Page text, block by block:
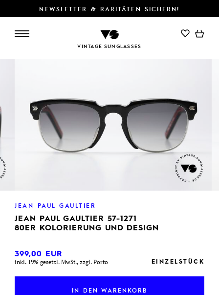
NEWSLETTER & RARITÄTEN SICHERN!
VINTAGE SUNGLASSES
IN DEN WARENKORB
JEAN PAUL GAULTIER
JEAN PAUL GAULTIER 57-1271
80ER KOLORIERUNG UND DESIGN
399,00 EUR
inkl. 19% gesetzl. MwSt., zzgl. Porto EINZELSTÜCK
IN DEN WARENKORB